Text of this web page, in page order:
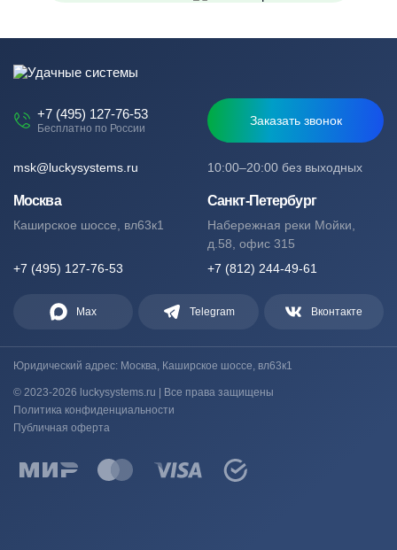
+7 (495) 127-76-53
Бесплатно по России
Заказать звонок
10:00–20:00 без выходных
msk@luckysystems.ru
Москва
Каширское шоссе, вл63к1
+7 (495) 127-76-53
Санкт-Петербург
Набережная реки Мойки,
д.58, офис 315
+7 (812) 244-49-61
Max Telegram Вконтакте
Юридический адрес: Москва, Каширское шоссе, вл63к1
© 2023-2026 luckysystems.ru | Все права защищены
Политика конфиденциальности
Публичная оферта